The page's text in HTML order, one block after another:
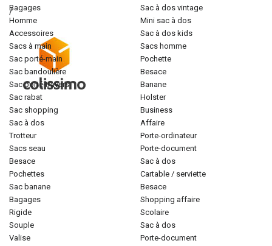
/ bagages
homme
accessoires
sacs à main
sac porté-main
sac bandoulière
sac porté-travers
sac rabat
sac shopping
sac à dos
trotteur
sacs seau
besace
pochettes
sac banane
bagages
rigide
souple
valise
sac à dos vintage
mini sac à dos
sac à dos kids
sacs homme
pochette
besace
banane
holster
business
affaire
porte-ordinateur
porte-document
sac à dos
cartable / serviette
besace
shopping affaire
scolaire
sac à dos
porte-document